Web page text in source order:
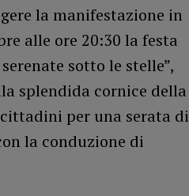
la manifestazione in
alle ore 20:30 la festa
sotto le stelle”,
splendida cornice della
per una serata di
la conduzione di